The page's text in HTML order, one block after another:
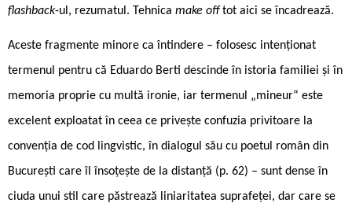
flashback-ul, rezumatul. Tehnica make offtot aici se încadrează.
Aceste fragmente minore ca întindere – folosesc intenționat
termenul pentru că Eduardo Berti descinde în istoria familiei și în
memoria proprie cu multă ironie, iar termenul „mineur“ este
excelent exploatat în ceea ce privește confuzia privitoare la
convenția de cod lingvistic, în dialogul său cu poetul român din
București care îl însoțește de la distanță (p. 62) – sunt dense în
ciuda unui stil care păstrează liniaritatea suprafeței, dar care se